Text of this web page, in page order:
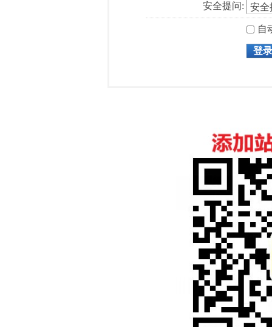
安全提问:
自
登录